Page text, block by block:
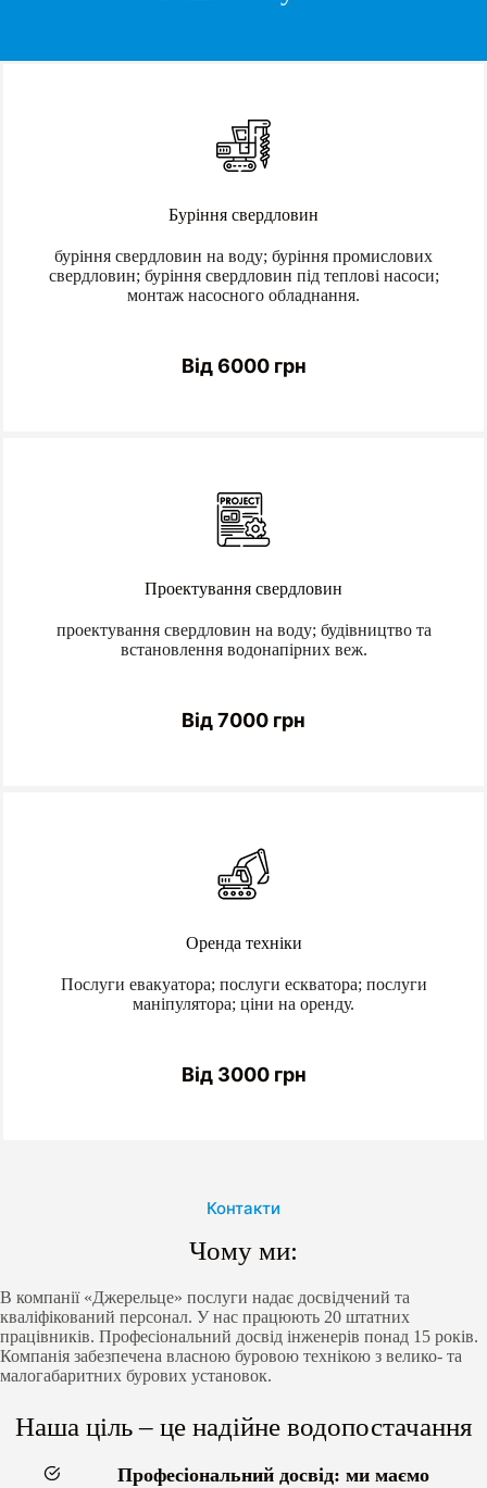
Буріння свердловин
буріння свердловин на воду; буріння промислових
свердловин; буріння свердловин під теплові насоси;
монтаж насосного обладнання.
Від 6000 грн
Проектування свердловин
проектування свердловин на воду; будівництво та
встановлення водонапірних веж.
Від 7000 грн
Оренда техніки
Послуги евакуатора; послуги ескватора; послуги
маніпулятора; ціни на оренду.
Від 3000 грн
Контакти
Чому ми:
В компанії «Джерельце» послуги надає досвідчений та
кваліфікований персонал. У нас працюють 20 штатних
працівників. Професіональний досвід інженерів понад 15 років.
Компанія забезпечена власною буровою технікою з велико- та
малогабаритних бурових установок.
Наша ціль – це надійне водопостачання
Професіональний досвід: ми маємо